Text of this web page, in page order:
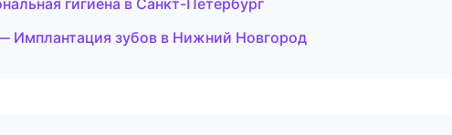
гигиена в Санкт-Петербург
Имплантация зубов в Нижний Новгород